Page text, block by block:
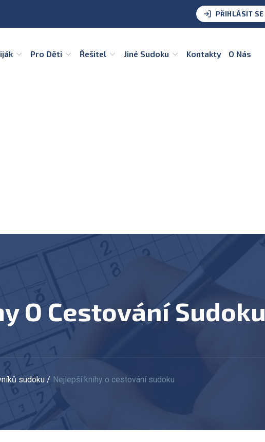
PŘIHLÁSIT SE
Pro Děti Řešitel Jiné Sudoku Kontakty O Nás
O Cestování Sudoku
sudoku Nejlepší knihy o cestování sudoku